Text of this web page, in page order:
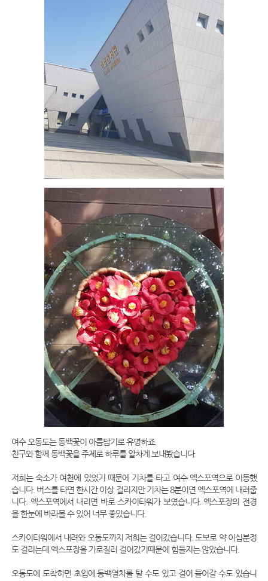
여수 오동도는 동백꽃이 아름답기로 유명하죠.
친구와 함께 동백꽃을 주제로 하루를 알차게 보내봤습니다.
저희는 숙소가 여천에 있었기 때문에 기차를 타고 여수 엑스포역으로 이동했
습니다. 버스를 타면 한시간 이상 걸리지만 기차는 8분이면 엑스포역에 내려줍
니다. 엑스포역에서 내리면 바로 스카이타워가 보였습니다. 엑스포장의 전경
을 한눈에 바라볼 수 있어 너무 좋았습니다.
스카이타워에서 내려와 오동도까지 저희는 걸어갔습니다. 도보로 약 이십분정
도 걸리는데 엑스포장을 가로질러 걸어갔기때문에 힘들지는 않았습니다.
오동도에 도착하면 초입에 동백열차를 탈 수도 있고 걸어 들어갈 수도 있습니